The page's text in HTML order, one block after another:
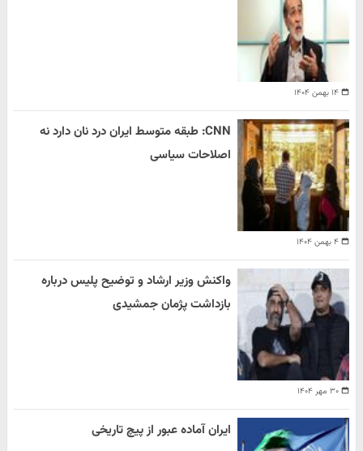
۱۴ بهمن ۱۴۰۴
۴ بهمن ۱۴۰۴
CNN: طبقه متوسط ایران درد نان دارد نه
اصلاحات سیاسی
۳۰ مهر ۱۴۰۴
واکنش وزیر ارشاد و توضیح پلیس درباره
بازداشت پژمان جمشیدی
ایران آماده عبور از پیچ تاریخی